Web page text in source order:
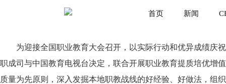
首页 新闻
为迎接全国职业教育大会召开，以实际行动和优异成绩庆祝
职成司与中国教育电视台决定，联合开展职业教育提质培优增
质量为先原则，深入发掘本地职教战线的好经验、好做法，组